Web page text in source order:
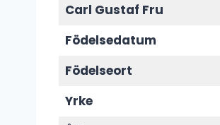
Carl Gustaf Fru
Födelsedatum
Födelseort
Yrke